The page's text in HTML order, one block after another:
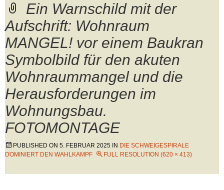
Ein Warnschild mit der
Aufschrift: Wohnraum
MANGEL! vor einem Baukran
Symbolbild für den akuten
Wohnraummangel und die
Herausforderungen im
Wohnungsbau.
FOTOMONTAGE
PUBLISHED ON 5. FEBRUAR 2025 IN DIE SCHWEIGESPIRALE
DOMINIERT DEN WAHLKAMPF
FULL RESOLUTION (620 × 413)